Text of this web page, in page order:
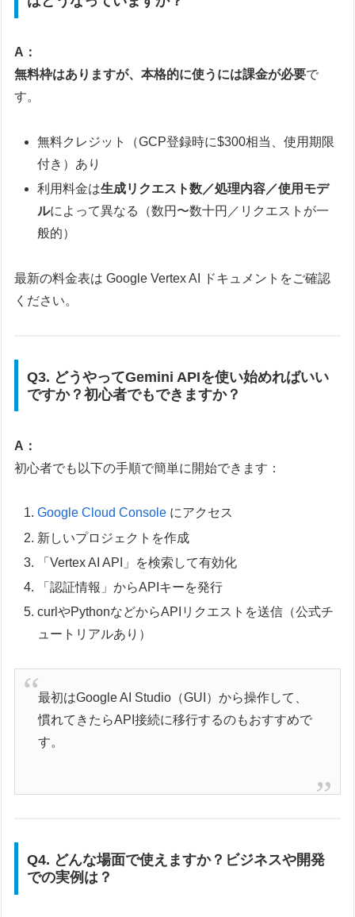
A：
無料枠はありますが、本格的に使うには課金が必要で
す。
無料クレジット（GCP登録時に$300相当、使用期限
付き）あり
利用料金は生成リクエスト数／処理内容／使用モデ
ルによって異なる（数円〜数十円／リクエストが一
般的）
最新の料金表は Google Vertex AI ドキュメントをご確認
ください。
Q3. どうやってGemini APIを使い始めればいい
ですか？初心者でもできますか？
A：
初心者でも以下の手順で簡単に開始できます：
Google Cloud Console にアクセス
新しいプロジェクトを作成
「Vertex AI API」を検索して有効化
「認証情報」からAPIキーを発行
curlやPythonなどからAPIリクエストを送信（公式チ
ュートリアルあり）
最初はGoogle AI Studio（GUI）から操作して、
慣れてきたらAPI接続に移行するのもおすすめで
す。
Q4. どんな場面で使えますか？ビジネスや開発
での実例は？